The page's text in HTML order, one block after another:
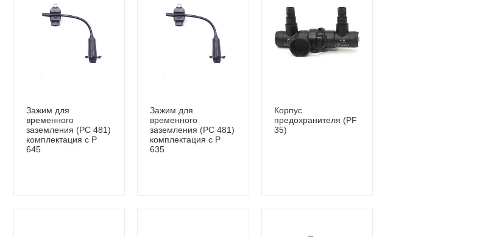
Зажим для
временного
заземления (PC 481)
комплектация с P
645
Зажим для
временного
заземления (PC 481)
комплектация с P
635
Корпус
предохранителя (PF
35)